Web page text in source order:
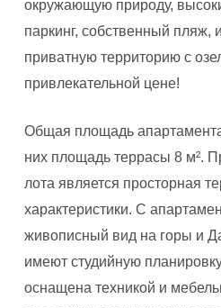
окружающую природу,
паркинг, собственный пляж,
приватную территорию с
привлекательной цене!
Общая площадь апартамента
них площадь террасы 8 м².
лота является просторная
характеристики. С
живописный вид на горы и
имеют студийную
оснащена техникой и